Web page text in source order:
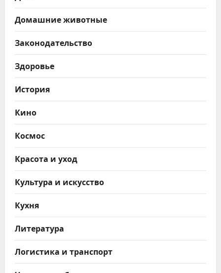
Домашние животные
Законодательство
Здоровье
История
Кино
Космос
Красота и уход
Культура и искусство
Кухня
Литература
Логистика и транспорт